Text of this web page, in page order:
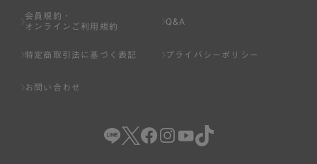
会員規約・
オンラインご利用規約
Q&A
特定商取引法に基づく表記 プライバシーポリシー
お問い合わせ